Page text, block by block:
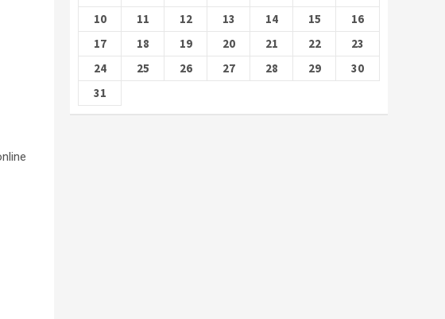
10
11 12 13 14 15
16
17
18 19 20 21 22
23
24
25 26 27 28 29
30
31